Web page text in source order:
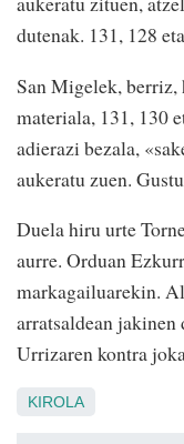
dutenak. 131, 128
San Migelek, berriz,
materiala, 131, 130
adierazi bezala,
aukeratu zuen.
Duela hiru urte
aurre. Orduan
markagailuarekin.
arratsaldean jakinen
Urrizaren kontra
KIROLA